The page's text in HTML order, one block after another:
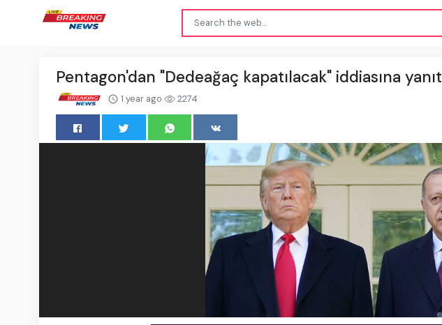
Pentagon'dan "Dedeağaç kapatılacak" iddiasına yanıt
1 year ago 2274